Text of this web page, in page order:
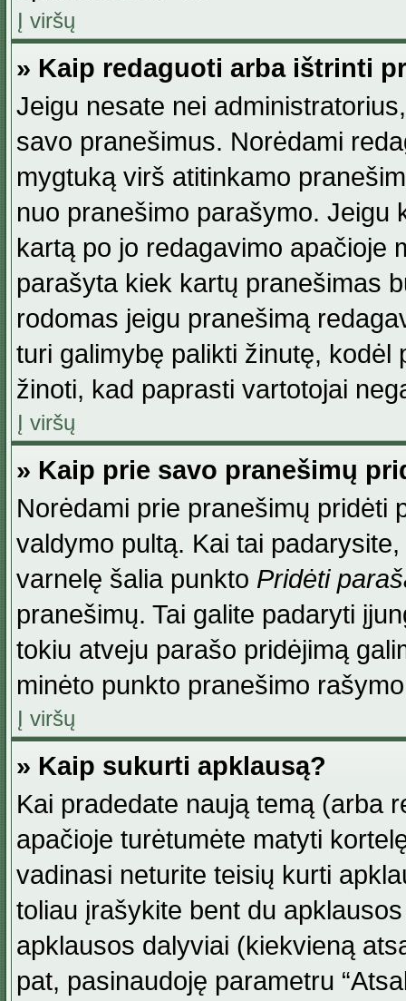
Į viršų
» Kaip redaguoti arba ištrinti
Jeigu nesate nei
savo pranešimus. Norėdami
mygtuką virš atitinkamo
nuo pranešimo parašymo. Jeigu
kartą po jo redagavimo apačioje
parašyta kiek kartų pranešimas
rodomas jeigu pranešimą
turi galimybę palikti žinutę, kodėl
žinoti, kad paprasti vartotojai
Į viršų
» Kaip prie savo pranešimų
Norėdami prie pranešimų pridėti
valdymo pultą. Kai tai
varnelę šalia punkto Pridėti
pranešimų. Tai galite padaryti
tokiu atveju parašo pridėjimą
minėto punkto pranešimo
Į viršų
» Kaip sukurti apklausą?
Kai pradedate naują temą (arba
apačioje turėtumėte matyti
vadinasi neturite teisių kurti
toliau įrašykite bent du
apklausos dalyviai (kiekvieną
pat, pasinaudoję parametru